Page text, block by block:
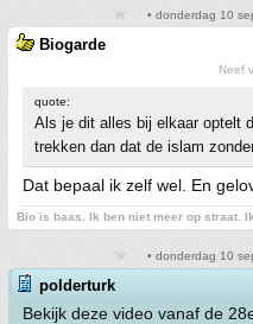
• donderdag 10
Biogarde
Neef
quote:
Als je dit alles bij elkaar optelt
trekken dan dat de islam
Dat bepaal ik zelf wel. En
Bio is baas. Ik ben niet meer op straat.
• donderdag 10
polderturk
Bekijk deze video vanaf de